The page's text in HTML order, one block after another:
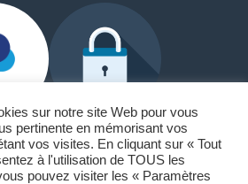
et Carte Bancaire
sur notre site Web pour vous
pertinente en mémorisant vos
vos visites. En cliquant sur « Tout
à l'utilisation de TOUS les
pouvez visiter les « Paramètres